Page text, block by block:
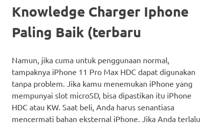
Knowledge Charger Iphone
Paling Baik (terbaru
Namun, jika cuma untuk penggunaan normal,
tampaknya iPhone 11 Pro Max HDC dapat digunakan
tanpa problem. Jika kamu menemukan iPhone yang
mempunyai slot microSD, bisa dipastikan itu iPhone
HDC atau KW. Saat beli, Anda harus senantiasa
mencermati bahan eksternal iPhone. Jika Anda terlalu